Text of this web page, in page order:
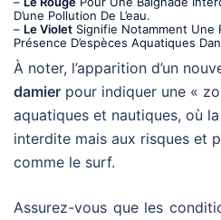
D’une Pollution De L’eau.
– Le Violet Signifie Notamment Une
Présence D’espèces Aquatiques
À noter, l’apparition d’un
damier pour indiquer une «
aquatiques et nautiques, où
interdite mais aux risques et
comme le surf.
Assurez-vous que les